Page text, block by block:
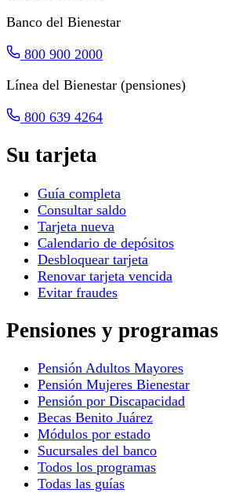
Banco del Bienestar
800 900 2000
Línea del Bienestar (pensiones)
800 639 4264
Su tarjeta
Guía completa
Consultar saldo
Tarjeta nueva
Calendario de depósitos
Desbloquear tarjeta
Renovar tarjeta vencida
Evitar fraudes
Pensiones y programas
Pensión Adultos Mayores
Pensión Mujeres Bienestar
Pensión por Discapacidad
Becas Benito Juárez
Módulos por estado
Sucursales del banco
Todos los programas
Todas las guías